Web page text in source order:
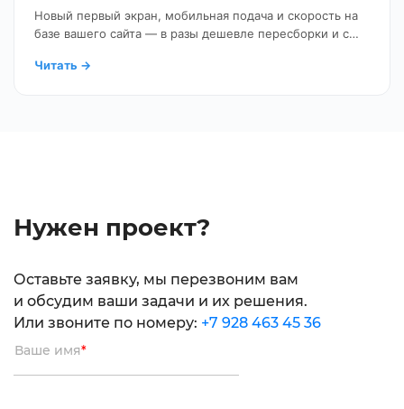
Новый первый экран, мобильная подача и скорость на
базе вашего сайта — в разы дешевле пересборки и с…
Читать →
Нужен проект?
Оставьте заявку, мы перезвоним вам
и обсудим ваши задачи и их решения.
Или звоните по номеру: +7 928 463 45 36
Ваше имя*